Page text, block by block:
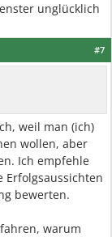
unglücklich
#7
weil man (ich)
wollen, aber
Ich empfehle
Erfolgsaussichten
bewerten.
warum